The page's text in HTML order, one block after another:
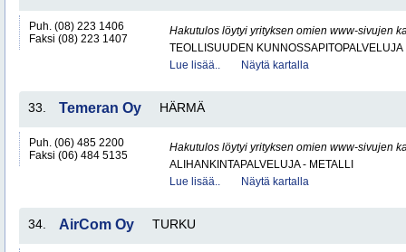
Puh. (08) 223 1406
Faksi (08) 223 1407
Hakutulos löytyi yrityksen omien www-sivujen
TEOLLISUUDEN KUNNOSSAPITOPALVELUJA
Lue lisää..
Näytä kartalla
33. Temeran Oy HÄRMÄ
Puh. (06) 485 2200
Faksi (06) 484 5135
Hakutulos löytyi yrityksen omien www-sivujen
ALIHANKINTAPALVELUJA - METALLI
Lue lisää..
Näytä kartalla
34. AirCom Oy TURKU